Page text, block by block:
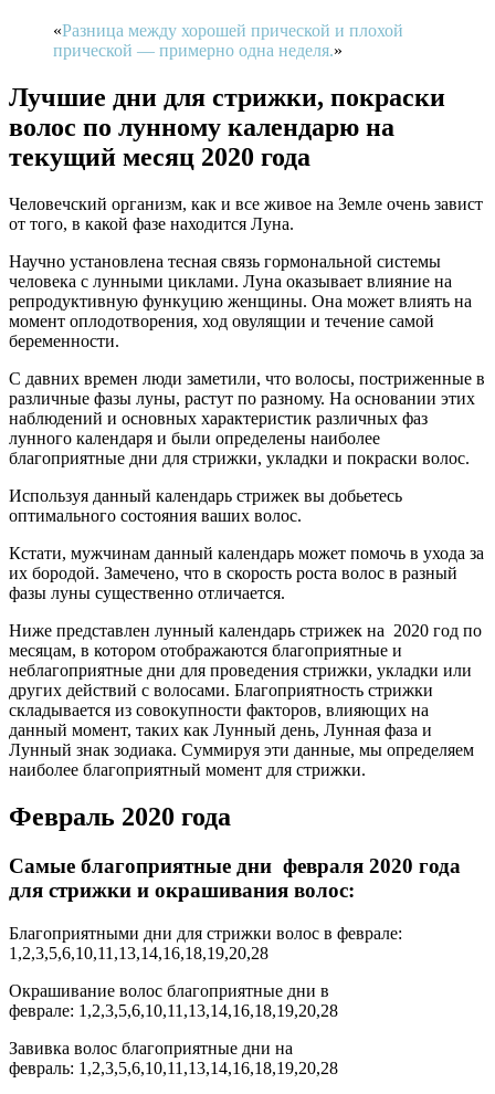
Разница между хорошей прической и плохой
прической — примерно одна неделя.
Лучшие дни для стрижки, покраски
волос по лунному календарю на
текущий месяц 2020 года
Человечский организм, как и все живое на Земле очень завист
от того, в какой фазе находится Луна.
Научно установлена тесная связь гормональной системы
человека с лунными циклами. Луна оказывает влияние на
репродуктивную функуцию женщины. Она может влиять на
момент оплодотворения, ход овулящии и течение самой
беременности.
С давних времен люди заметили, что волосы, постриженные в
различные фазы луны, растут по разному. На основании этих
наблюдений и основных характеристик различных фаз
лунного календаря и были определены наиболее
благоприятные дни для стрижки, укладки и покраски волос.
Используя данный календарь стрижек вы добьетесь
оптимального состояния ваших волос.
Кстати, мужчинам данный календарь может помочь в ухода за
их бородой. Замечено, что в скорость роста волос в разный
фазы луны существенно отличается.
Ниже представлен лунный календарь стрижек на 2020 год по
месяцам, в котором отображаются благоприятные и
неблагоприятные дни для проведения стрижки, укладки или
других действий с волосами. Благоприятность стрижки
складывается из совокупности факторов, влияющих на
данный момент, таких как Лунный день, Лунная фаза и
Лунный знак зодиака. Суммируя эти данные, мы определяем
наиболее благоприятный момент для стрижки.
Февраль 2020 года
Самые благоприятные дни февраля 2020 года
для стрижки и окрашивания волос:
Благоприятными дни для стрижки волос в феврале:
1,2,3,5,6,10,11,13,14,16,18,19,20,28
Окрашивание волос благоприятные дни в
феврале: 1,2,3,5,6,10,11,13,14,16,18,19,20,28
Завивка волос благоприятные дни на
февраль: 1,2,3,5,6,10,11,13,14,16,18,19,20,28